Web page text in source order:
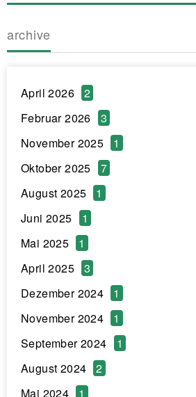
archive
April 2026
2
Februar 2026
3
November 2025
1
Oktober 2025
7
August 2025
1
Juni 2025
1
Mai 2025
1
April 2025
3
Dezember 2024
1
November 2024
1
September 2024
1
August 2024
2
Mai 2024
1